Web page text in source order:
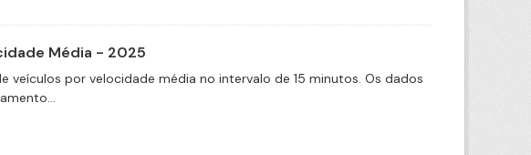
Média - 2025
por velocidade média no intervalo de 15 minutos. Os dados